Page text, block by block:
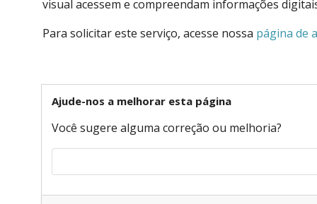
visual acessem e compreendam informações
Para solicitar este serviço, acesse nossa página de
Ajude-nos a melhorar esta página
Você sugere alguma correção ou melhoria?